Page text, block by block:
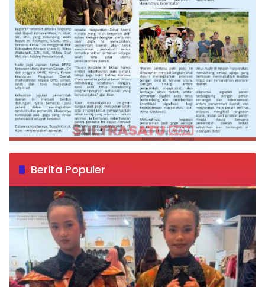
Berita Populer